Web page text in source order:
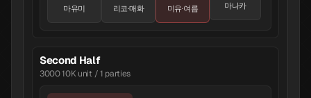
마유미 리코·매화 미유·여름 마나카
Second Half
3000 10K unit / 1 parties